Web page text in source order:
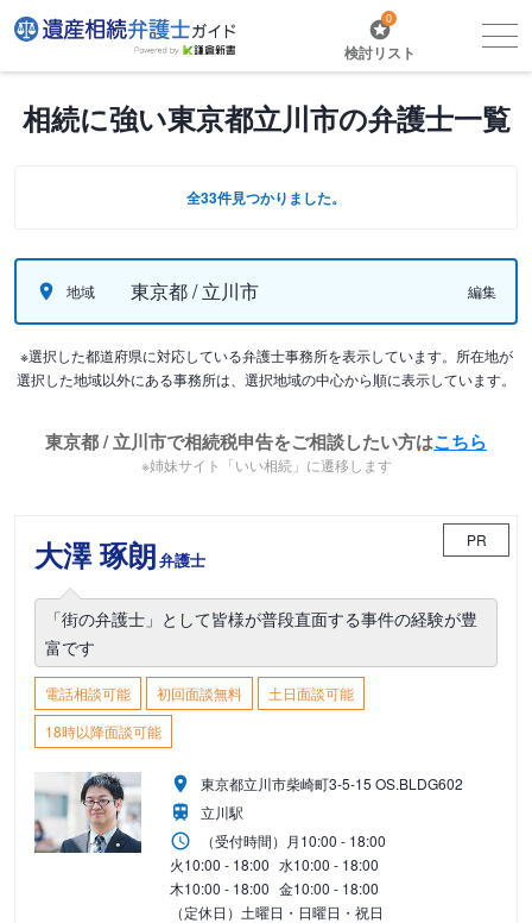
0
検討リスト
相続に強い東京都立川市の弁護士一覧
全33件見つかりました。
地域 東京都 / 立川市 編集
※選択した都道府県に対応している弁護士事務所を表示しています。所在地が
選択した地域以外にある事務所は、選択地域の中心から順に表示しています。
東京都 / 立川市で相続税申告をご相談したい方はこちら
※姉妹サイト「いい相続」に遷移します
大澤 琢朗弁護士
PR
「街の弁護士」として皆様が普段直面する事件の経験が豊
富です
電話相談可能 初回面談無料
土日面談可能
18時以降面談可能
東京都立川市柴崎町3-5-15 OS.BLDG602
立川駅
（受付時間） 月10:00 - 18:00
火10:00 - 18:00 水10:00 - 18:00
木10:00 - 18:00 金10:00 - 18:00
（定休日）土曜日・日曜日・祝日